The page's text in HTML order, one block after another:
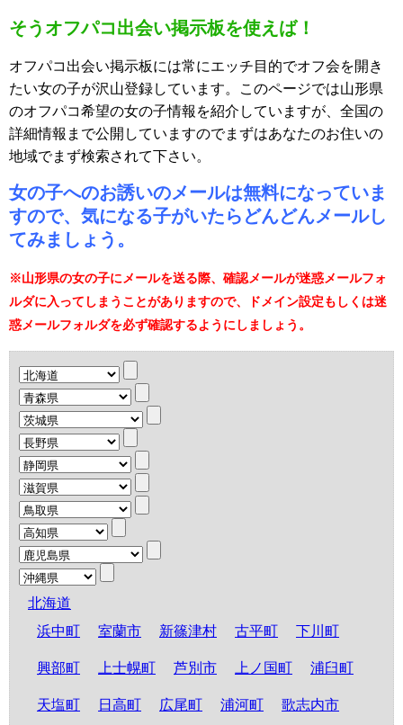
そうオフパコ出会い掲示板を使えば！
オフパコ出会い掲示板には常にエッチ目的でオフ会を開き
たい女の子が沢山登録しています。このページでは山形県
のオフパコ希望の女の子情報を紹介していますが、全国の
詳細情報まで公開していますのでまずはあなたのお住いの
地域でまず検索されて下さい。
女の子へのお誘いのメールは無料になっていま
すので、気になる子がいたらどんどんメールし
てみましょう。
※山形県の女の子にメールを送る際、確認メールが迷惑メールフォ
ルダに入ってしまうことがありますので、ドメイン設定もしくは迷
惑メールフォルダを必ず確認するようにしましょう。
北海道
浜中町
室蘭市 新篠津村 古平町 下川町
興部町 上士幌町 芦別市 上ノ国町 浦臼町
天塩町 日高町 広尾町 浦河町 歌志内市